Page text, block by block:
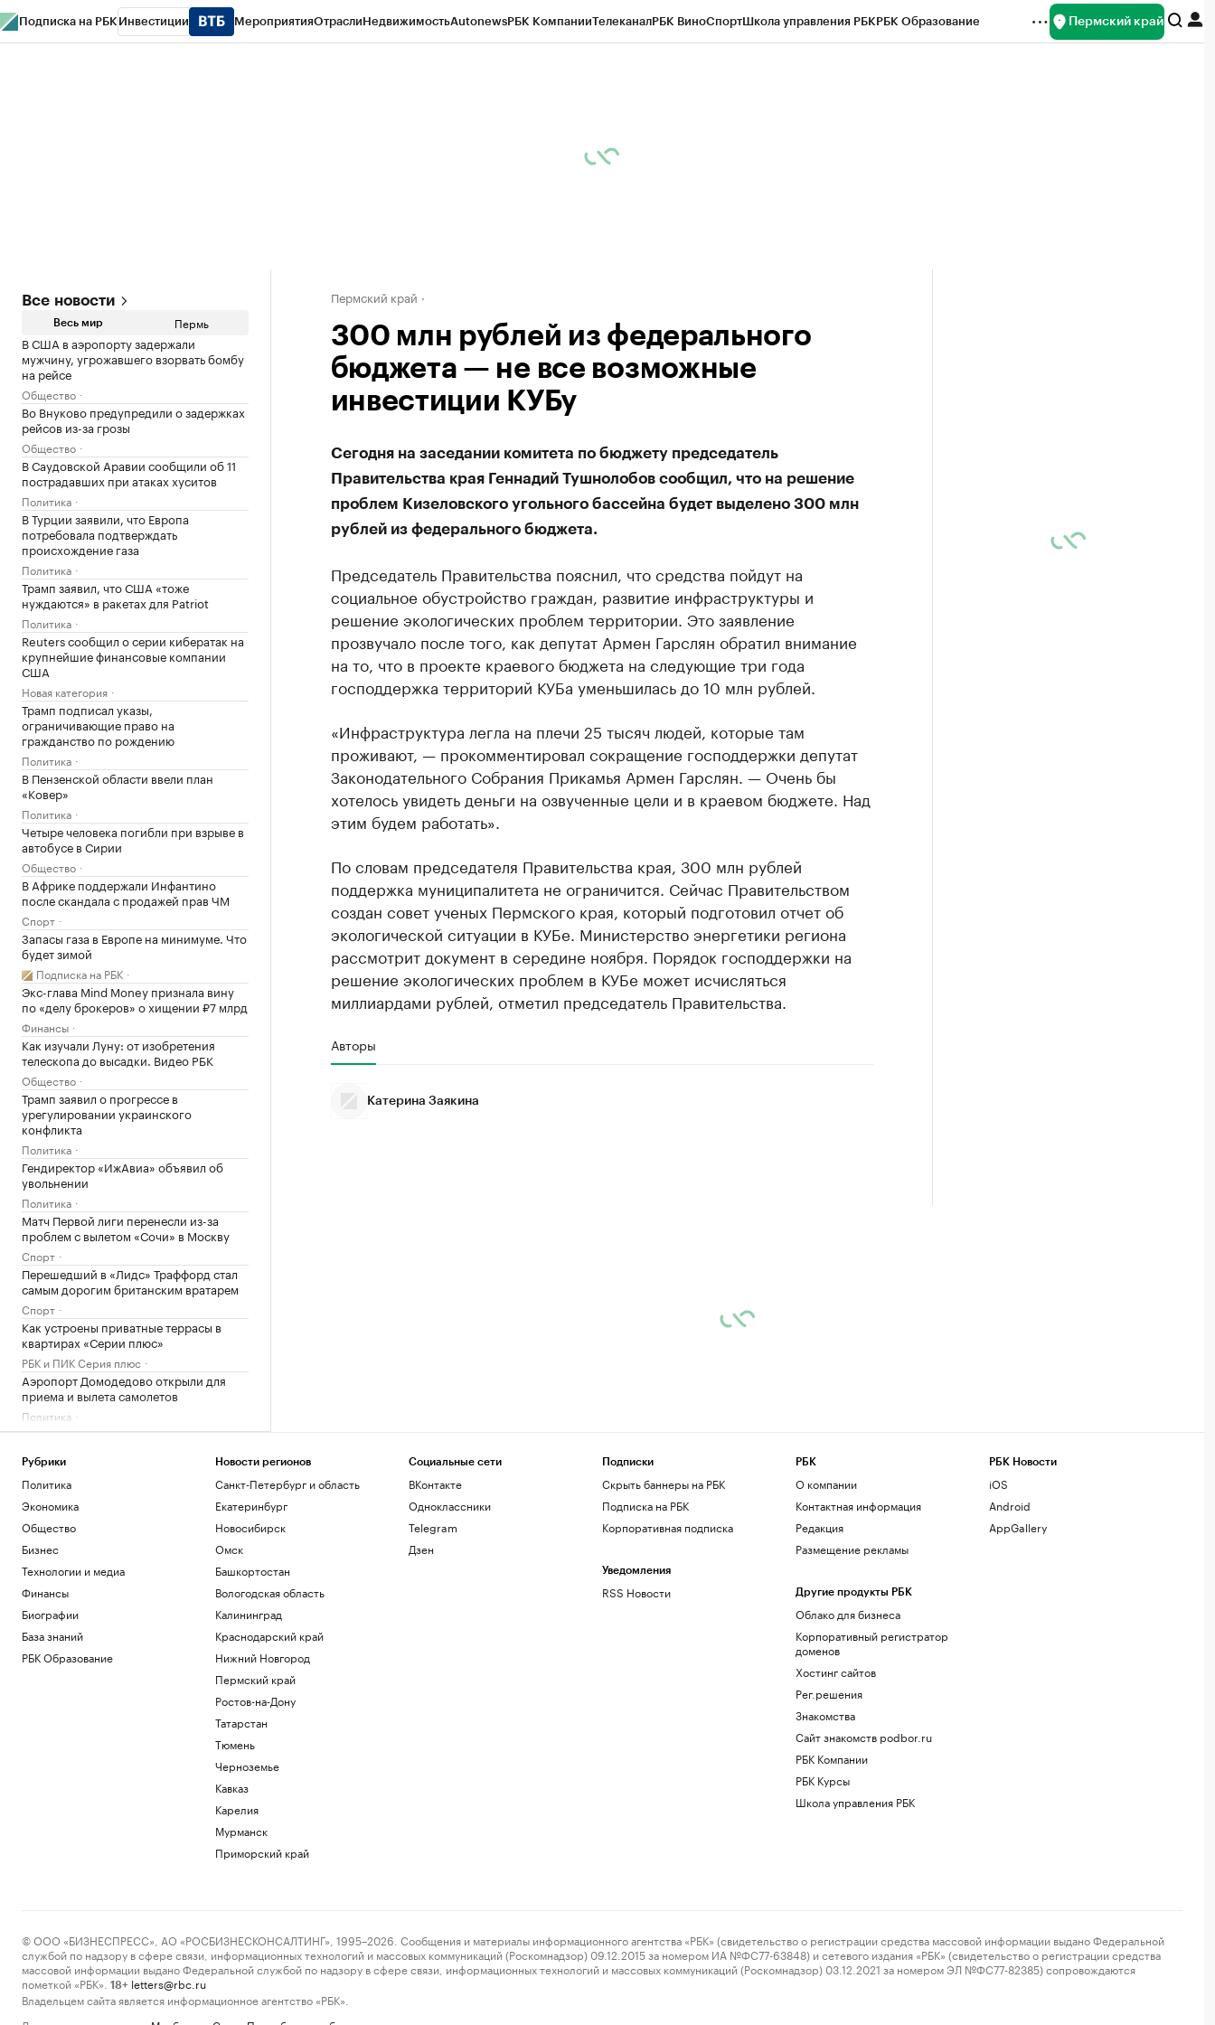
Подписка на РБК Инвестиции МероприятияОтраслиНедвижимостьAutonewsРБК КомпанииТелеканалРБК ВиноСпортШкола управления РБКРБК Образование Пермский край
Все новости
Весь мир Пермь
В США в аэропорту задержали
мужчину, угрожавшего взорвать бомбу
на рейсе
Общество
Во Внуково предупредили о задержках
рейсов из-за грозы
Общество
В Саудовской Аравии сообщили об 11
пострадавших при атаках хуситов
Политика
В Турции заявили, что Европа
потребовала подтверждать
происхождение газа
Политика
Трамп заявил, что США «тоже
нуждаются» в ракетах для Patriot
Политика
Reuters сообщил о серии кибератак на
крупнейшие финансовые компании
США
Новая категория
Трамп подписал указы,
ограничивающие право на
гражданство по рождению
Политика
В Пензенской области ввели план
«Ковер»
Политика
Четыре человека погибли при взрыве в
автобусе в Сирии
Общество
В Африке поддержали Инфантино
после скандала с продажей прав ЧМ
Спорт
Запасы газа в Европе на минимуме. Что
будет зимой
Подписка на РБК
Экс-глава Mind Money признала вину
по «делу брокеров» о хищении ₽7 млрд
Финансы
Как изучали Луну: от изобретения
телескопа до высадки. Видео РБК
Общество
Трамп заявил о прогрессе в
урегулировании украинского
конфликта
Политика
Гендиректор «ИжАвиа» объявил об
увольнении
Политика
Матч Первой лиги перенесли из-за
проблем с вылетом «Сочи» в Москву
Спорт
Перешедший в «Лидс» Траффорд стал
самым дорогим британским вратарем
Спорт
Как устроены приватные террасы в
квартирах «Серии плюс»
РБК и ПИК Серия плюс
Аэропорт Домодедово открыли для
приема и вылета самолетов
Политика
Женщина и ребенок погибли во время
Общество
Пермский край
300 млн рублей из федерального
бюджета — не все возможные
инвестиции КУБу
Сегодня на заседании комитета по бюджету председатель
Правительства края Геннадий Тушнолобов сообщил, что на решение
проблем Кизеловского угольного бассейна будет выделено 300 млн
рублей из федерального бюджета.
Председатель Правительства пояснил, что средства пойдут на
социальное обустройство граждан, развитие инфраструктуры и
решение экологических проблем территории. Это заявление
прозвучало после того, как депутат Армен Гарслян обратил внимание
на то, что в проекте краевого бюджета на следующие три года
господдержка территорий КУБа уменьшилась до 10 млн рублей.
«Инфраструктура легла на плечи 25 тысяч людей, которые там
проживают, — прокомментировал сокращение господдержки депутат
Законодательного Собрания Прикамья Армен Гарслян. — Очень бы
хотелось увидеть деньги на озвученные цели и в краевом бюджете. Над
этим будем работать».
По словам председателя Правительства края, 300 млн рублей
поддержка муниципалитета не ограничится. Сейчас Правительством
создан совет ученых Пермского края, который подготовил отчет об
экологической ситуации в КУБе. Министерство энергетики региона
рассмотрит документ в середине ноября. Порядок господдержки на
решение экологических проблем в КУБе может исчисляться
миллиардами рублей, отметил председатель Правительства.
Авторы
Катерина Заякина
Рубрики
Политика
Экономика
Общество
Бизнес
Технологии и медиа
Финансы
Биографии
База знаний
РБК Образование
Новости регионов
Санкт-Петербург и область
Екатеринбург
Новосибирск
Омск
Башкортостан
Вологодская область
Калининград
Краснодарский край
Нижний Новгород
Пермский край
Ростов-на-Дону
Татарстан
Тюмень
Черноземье
Кавказ
Карелия
Мурманск
Приморский край
Социальные сети
ВКонтакте
Одноклассники
Telegram
Дзен
Подписки
Скрыть баннеры на РБК
Подписка на РБК
Корпоративная подписка
Уведомления
RSS Новости
РБК
О компании
Контактная информация
Редакция
Размещение рекламы
Другие продукты РБК
Облако для бизнеса
Корпоративный регистратор
доменов
Хостинг сайтов
Рег.решения
Знакомства
Сайт знакомств podbor.ru
РБК Компании
РБК Курсы
Школа управления РБК
РБК Новости
iOS
Android
AppGallery
© ООО «БИЗНЕСПРЕСС», АО «РОСБИЗНЕСКОНСАЛТИНГ», 1995–2026. Сообщения и материалы информационного агентства «РБК» (свидетельство о регистрации средства массовой информации выдано Федеральной
службой по надзору в сфере связи, информационных технологий и массовых коммуникаций (Роскомнадзор) 09.12.2015 за номером ИА №ФС77-63848) и сетевого издания «РБК» (свидетельство о регистрации средства
массовой информации выдано Федеральной службой по надзору в сфере связи, информационных технологий и массовых коммуникаций (Роскомнадзор) 03.12.2021 за номером ЭЛ №ФС77-82385) сопровождаются
пометкой «РБК».
18+ letters@rbc.ru
Владельцем сайта является информационное агентство «РБК».